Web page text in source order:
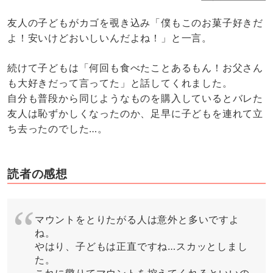
友人の子どもがカゴを覗き込み「僕もこのお菓子好きだ
よ！安いけどおいしいんだよね！」と一言。
続けて子どもは「何回も食べたことあるもん！お父さん
も大好きだって言ってた」と話してくれました。
自分も普段から同じようなものを購入しているとバレた
友人は恥ずかしくなったのか、足早に子どもを連れて立
ち去ったのでした…。
読者の感想
マウントをとりたがる人は意外と多いですよ
ね。
やはり、子どもは正直ですね…スカッとしまし
た。